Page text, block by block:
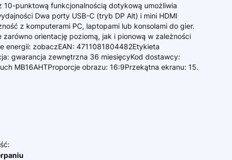
10-punktową funkcjonalnością dotykową umożliwia
Dwa porty USB-C (tryb DP Alt) i mini HDMI
z komputerami PC, laptopami lub konsolami do gier.
orientację poziomą, jak i pionową w zależności
energii: zobaczEAN: 4711081804482Etykieta
gwarancja zewnętrzna 36 miesięcyKod dostawcy:
MB16AHTProporcje obrazu: 16:9Przekątna ekranu: 15.